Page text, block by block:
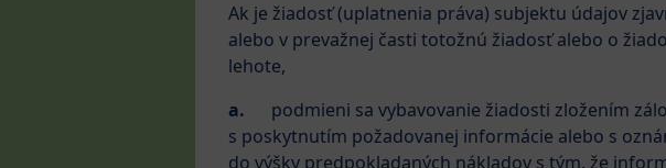
Ak je žiadosť (uplatnenia práva) subjektu údajov
alebo v prevažnej časti totožnú žiadosť alebo o
lehote,
a. podmieni sa vybavovanie žiadosti zložením
s poskytnutím požadovanej informácie alebo s
do výšky predpokladaných nákladov s tým, že